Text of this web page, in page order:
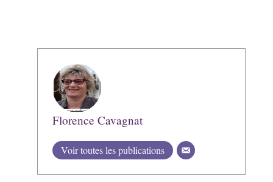
Florence Cavagnat
Voir toutes les publications